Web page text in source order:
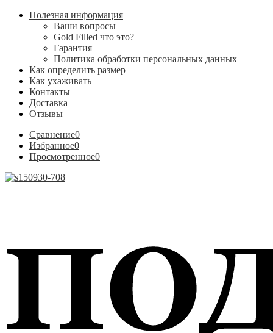
Полезная информация
Ваши вопросы
Gold Filled что это?
Гарантия
Политика обработки персональных данных
Как определить размер
Как ухаживать
Контакты
Доставка
Отзывы
Сравнение0
Избранное0
Просмотренное0